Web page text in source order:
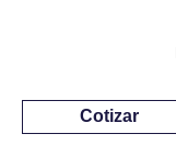
Cotizar